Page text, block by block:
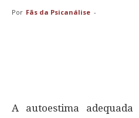
Por Fãs da Psicanálise -
A autoestima